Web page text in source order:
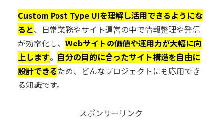
Custom Post Type UIを理解し活用できるようにな
ると、日常業務やサイト運営の中で情報整理や発信
が効率化し、 Webサイトの価値や運用力が大幅に向
上します。 自分の目的に合ったサイト構造を自由に
設計できるため、どんなプロジェクトにも応用でき
る知識です。
スポンサーリンク